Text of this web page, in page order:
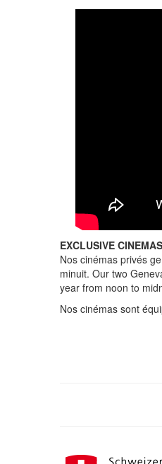
EXCLUSIVE CINEMAS
Nos cinémas privés
minuit. Our two
year from noon to
Nos cinémas sont